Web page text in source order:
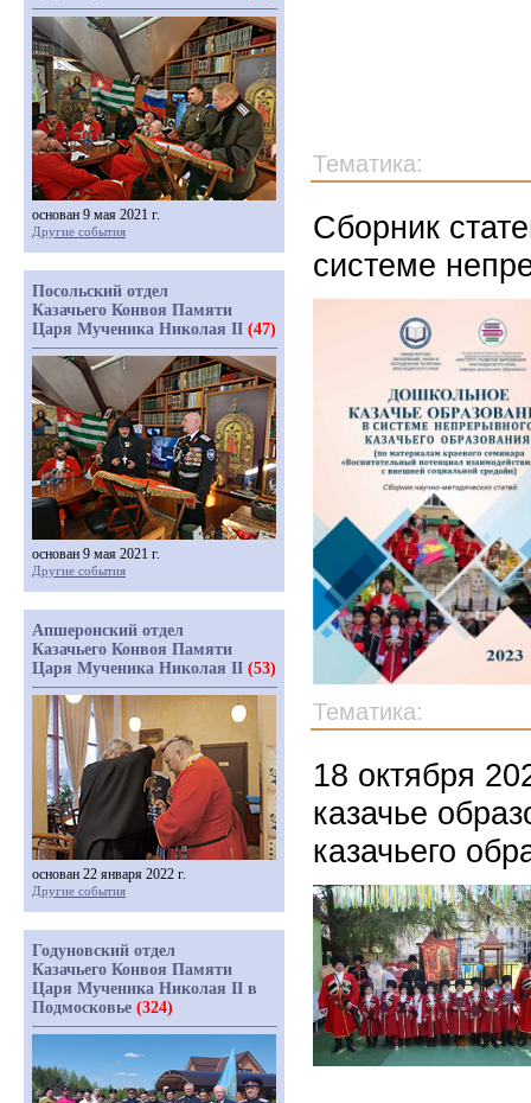
Тематика:
Сборник
системе
Тематика:
18 октября
казачье
казачьего
основан 9 мая 2021 г.
Другие события
Посольский отдел
Казачьего Конвоя Памяти
Царя Мученика Николая II (47)
основан 9 мая 2021 г.
Другие события
Апшеронский отдел
Казачьего Конвоя Памяти
Царя Мученика Николая II (53)
основан 22 января 2022 г.
Другие события
Годуновский отдел
Казачьего Конвоя Памяти
Царя Мученика Николая II в
Подмосковье (324)